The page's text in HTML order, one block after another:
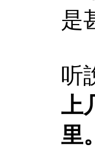
是
听
上
里。